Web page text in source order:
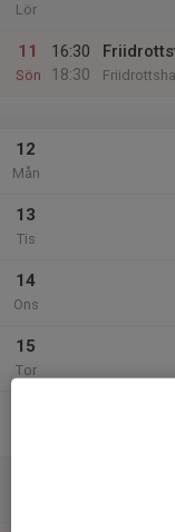
Lör
11
Sön
16:30
18:30
12
Mån
13
Tis
14
Ons
15
Tor